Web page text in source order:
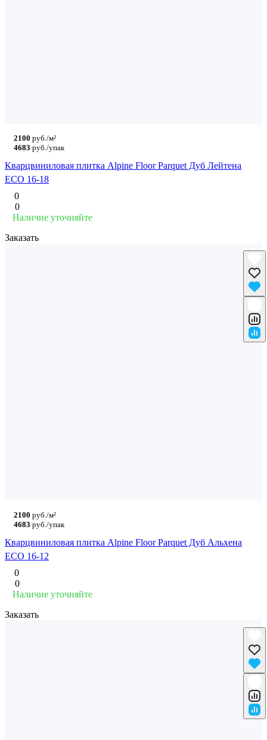
2100 руб./м²
4683 руб./упак
Кварцвиниловая плитка Alpine Floor Parquet Дуб Лейтена
ECO 16-18
0
0
Наличие уточняйте
Заказать
2100 руб./м²
4683 руб./упак
Кварцвиниловая плитка Alpine Floor Parquet Дуб Альхена
ECO 16-12
0
0
Наличие уточняйте
Заказать